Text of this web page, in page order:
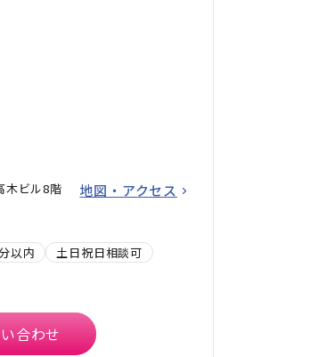
木ビル8階 地図・アクセス
以内
土日祝日相談可
合わせ